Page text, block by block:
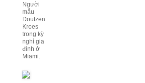
Người
mẫu
Doutzen
Kroes
trong kỳ
nghỉ gia
đình ở
Miami.